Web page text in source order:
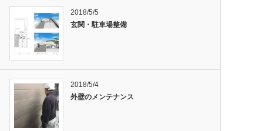
2018/5/5
玄関・駐車場整備
2018/5/4
外壁のメンテナンス